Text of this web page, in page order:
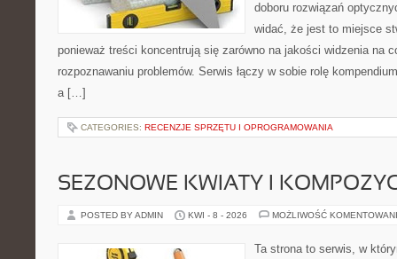
doboru rozwiązań
widać, że jest to miejsce
ponieważ treści koncentrują się zarówno na jakości widzenia na
rozpoznawaniu problemów. Serwis łączy w sobie rolę
a […]
CATEGORIES: RECENZJE SPRZĘTU I OPROGRAMOWANIA
SEZONOWE KWIATY I
POSTED BY ADMIN KWI - 8 - 2026 MOŻLIWOŚĆ
Ta strona to serwis, w